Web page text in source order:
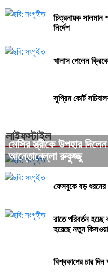
চিত্রনায়ক
নির্দেশ
খালাস পেলেন
সুপ্রিম কোর্ট
লাইফস্টাইল
মেসির স্ত্রীকে উপহার
আন্তোনেল্লা রুকুজ্জু
ফেসবুকে বড় ধরনের
রাতে পরিবর্তন হচ্ছে
হয়েছে নতুন কিসওয়া
বিশ্বকাপের চার